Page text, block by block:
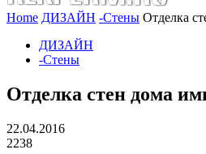
Home ДИЗАЙН -Стены Отделка
ДИЗАЙН
-Стены
Отделка стен дома
22.04.2016
2238